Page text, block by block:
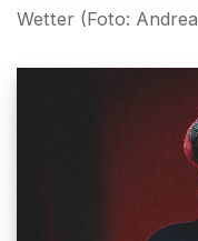
Wetter (Foto: